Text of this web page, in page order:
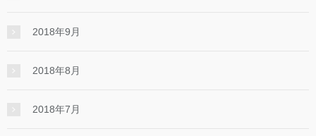
2018年9月
2018年8月
2018年7月